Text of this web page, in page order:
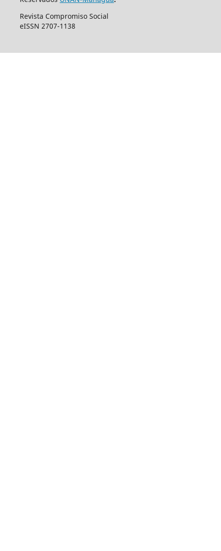
Revista Compromiso Social
eISSN 2707-1138